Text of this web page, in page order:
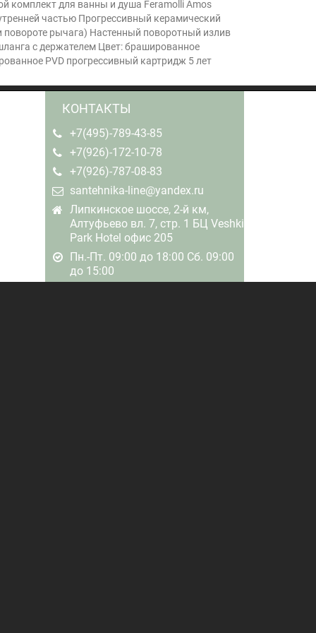
комплект для ванны и душа Feramolli Amos
частью Прогрессивный керамический
рычага) Настенный поворотный излив
с держателем Цвет: брашированное
PVD прогрессивный картридж 5 лет
КОНТАКТЫ
+7(495)-789-43-85
+7(926)-172-10-78
+7(926)-787-08-83
santehnika-line@yandex.ru
Липкинское шоссе, 2-й км,
Алтуфьево вл. 7, стр. 1 БЦ Veshki
Park Hotel офис 205
Пн.-Пт. 09:00 до 18:00 Сб. 09:00
до 15:00